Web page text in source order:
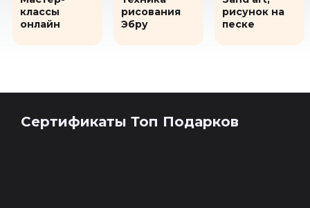
классы
онлайн
рисования
Эбру
рисунок на
песке
Сертификаты Топ Подарков